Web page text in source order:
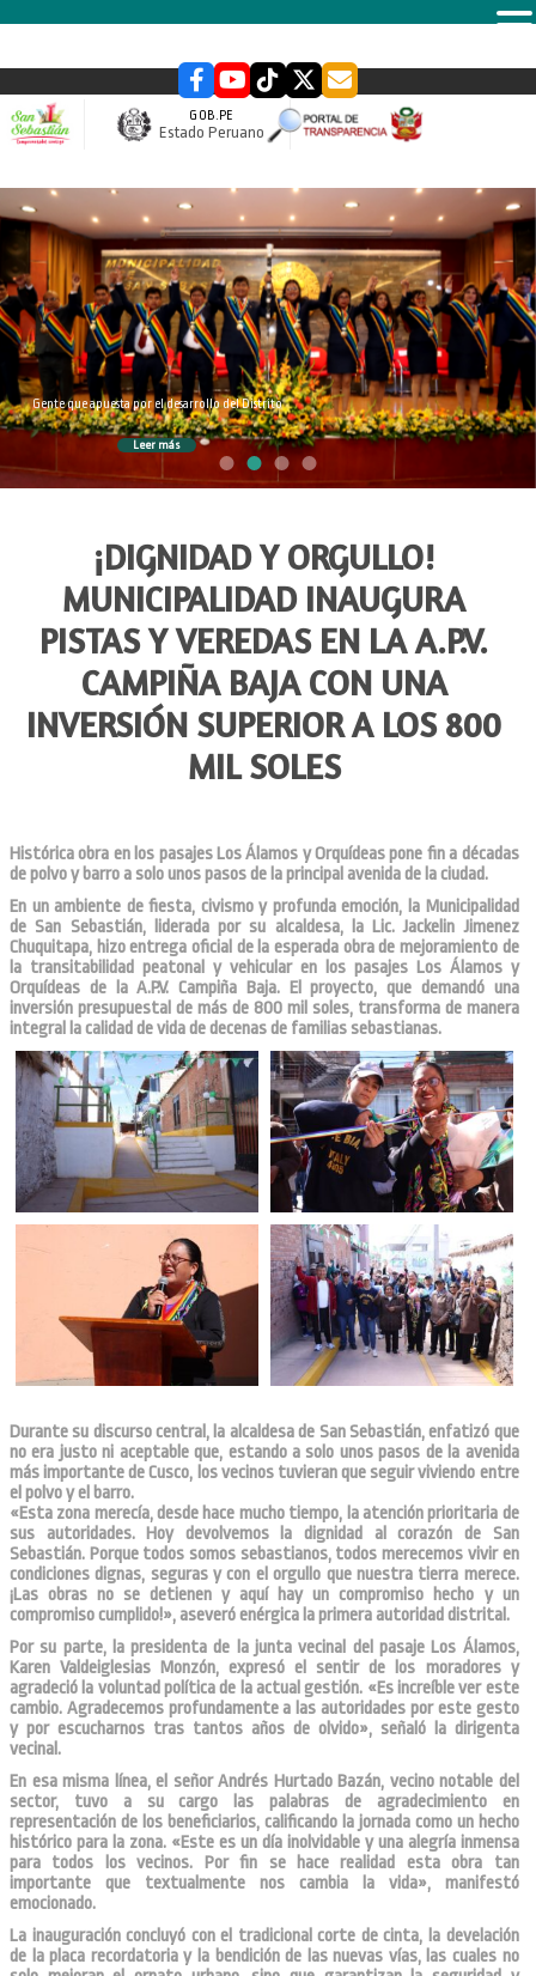
GOB.PE
Estado Peruano
slider
Gente que apuesta por el desarrollo del Distrito
Leer más
¡DIGNIDAD Y ORGULLO!
MUNICIPALIDAD INAUGURA
PISTAS Y VEREDAS EN LA A.P.V.
CAMPIÑA BAJA CON UNA
INVERSIÓN SUPERIOR A LOS 800
MIL SOLES
Histórica obra en los pasajes Los Álamos y Orquídeas pone fin a décadas
de polvo y barro a solo unos pasos de la principal avenida de la ciudad.
En un ambiente de fiesta, civismo y profunda emoción, la Municipalidad
de San Sebastián, liderada por su alcaldesa, la Lic. Jackelin Jimenez
Chuquitapa, hizo entrega oficial de la esperada obra de mejoramiento de
la transitabilidad peatonal y vehicular en los pasajes Los Álamos y
Orquídeas de la A.P.V. Campiña Baja. El proyecto, que demandó una
inversión presupuestal de más de 800 mil soles, transforma de manera
integral la calidad de vida de decenas de familias sebastianas.
Durante su discurso central, la alcaldesa de San Sebastián, enfatizó que
no era justo ni aceptable que, estando a solo unos pasos de la avenida
más importante de Cusco, los vecinos tuvieran que seguir viviendo entre
el polvo y el barro.
«Esta zona merecía, desde hace mucho tiempo, la atención prioritaria de
sus autoridades. Hoy devolvemos la dignidad al corazón de San
Sebastián. Porque todos somos sebastianos, todos merecemos vivir en
condiciones dignas, seguras y con el orgullo que nuestra tierra merece.
¡Las obras no se detienen y aquí hay un compromiso hecho y un
compromiso cumplido!», aseveró enérgica la primera autoridad distrital.
Por su parte, la presidenta de la junta vecinal del pasaje Los Álamos,
Karen Valdeiglesias Monzón, expresó el sentir de los moradores y
agradeció la voluntad política de la actual gestión. «Es increíble ver este
cambio. Agradecemos profundamente a las autoridades por este gesto
y por escucharnos tras tantos años de olvido», señaló la dirigenta
vecinal.
En esa misma línea, el señor Andrés Hurtado Bazán, vecino notable del
sector, tuvo a su cargo las palabras de agradecimiento en
representación de los beneficiarios, calificando la jornada como un hecho
histórico para la zona. «Este es un día inolvidable y una alegría inmensa
para todos los vecinos. Por fin se hace realidad esta obra tan
importante que textualmente nos cambia la vida», manifestó
emocionado.
La inauguración concluyó con el tradicional corte de cinta, la develación
de la placa recordatoria y la bendición de las nuevas vías, las cuales no